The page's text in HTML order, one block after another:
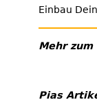
Einbau
Mehr zum
Pias